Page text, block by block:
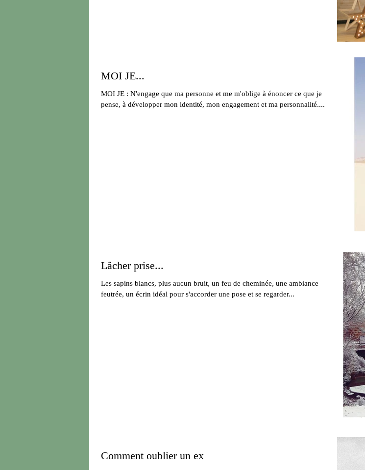
MOI JE...
MOI JE : N'engage que ma personne et me m'oblige à énoncer ce que je
pense, à développer mon identité, mon engagement et ma personnalité....
Lâcher prise...
Les sapins blancs, plus aucun bruit, un feu de cheminée, une ambiance
feutrée, un écrin idéal pour s'accorder une pose et se regarder...
Comment oublier un ex